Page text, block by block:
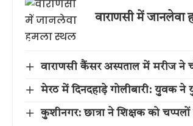
वाराणसी में जानलेवा
वाराणसी कैंसर अस्पताल में मरीज ने
मेरठ में दिनदहाड़े गोलीबारी: युवक
कुशीनगर: छात्रा ने शिक्षक को